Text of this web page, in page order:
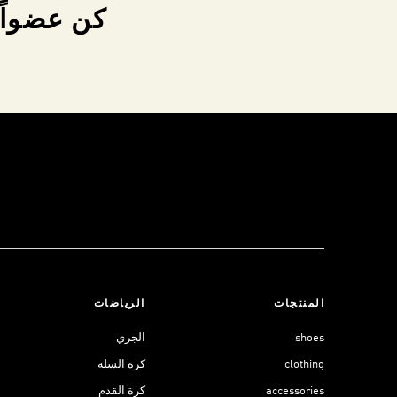
كن عضواً
المنتجات
shoes
clothing
accessories
الرياضات
الجري
كرة السلة
كرة القدم